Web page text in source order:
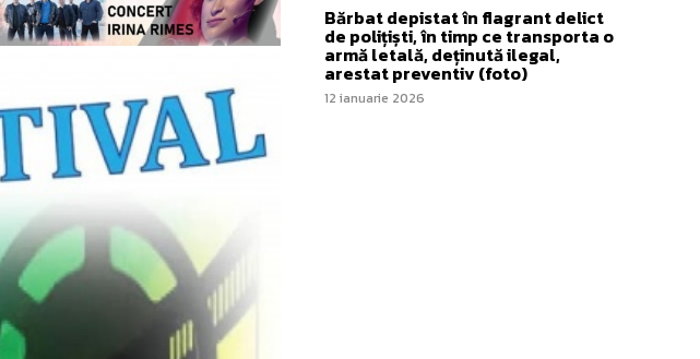
Bărbat depistat în flagrant delict
de polițiști, în timp ce transporta o
armă letală, deținută ilegal,
arestat preventiv (foto)
12 ianuarie 2026